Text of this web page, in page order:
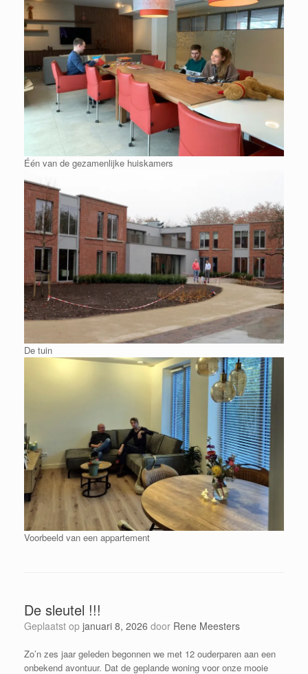
Één van de gezamenlijke huiskamers
De tuin
Voorbeeld van een appartement
De sleutel !!!
Geplaatst op januari 8, 2026 door Rene Meesters
Zo’n zes jaar geleden begonnen we met 12 ouderparen aan een
onbekend avontuur. Dat de geplande woning voor onze mooie